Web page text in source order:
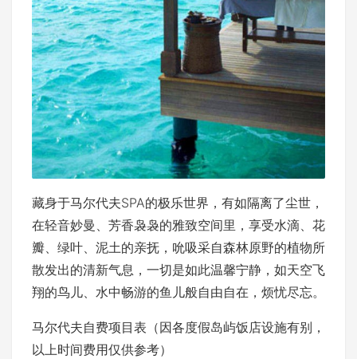
藏身于马尔代夫SPA的极乐世界，有如隔离了尘世，
在轻音妙曼、芳香袅袅的雅致空间里，享受水滴、花
瓣、绿叶、泥土的亲抚，吮吸采自森林原野的植物所
散发出的清新气息，一切是如此温馨宁静，如天空飞
翔的鸟儿、水中畅游的鱼儿般自由自在，烦忧尽忘。
马尔代夫自费项目表（因各度假岛屿饭店设施有别，
以上时间费用仅供参考）